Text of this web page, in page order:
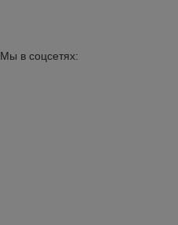
Мы в соцсетях: